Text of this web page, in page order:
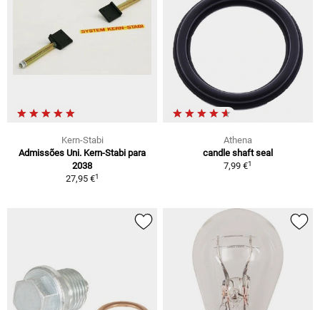
Kern-Stabi
Admissões Uni. Kern-Stabi para
2038
27,95 €1
Athena
candle shaft seal
7,99 €1